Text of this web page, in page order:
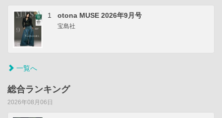
1 otona MUSE 2026年9月号
宝島社
一覧へ
総合ランキング
2026年08月06日